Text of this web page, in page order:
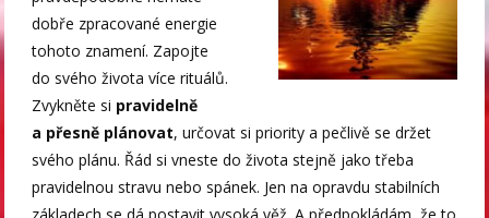
dobře zpracované energie
tohoto znamení. Zapojte
do svého života více rituálů.
Zvykněte si pravidelně
a přesně plánovat, určovat si priority a pečlivě se držet
svého plánu. Řád si vneste do života stejně jako třeba
pravidelnou stravu nebo spánek. Jen na opravdu stabilních